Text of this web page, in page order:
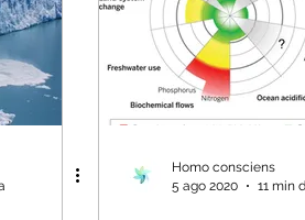
- Antártida - Glaciares
Homo consciens
5 ago 2020
11 min